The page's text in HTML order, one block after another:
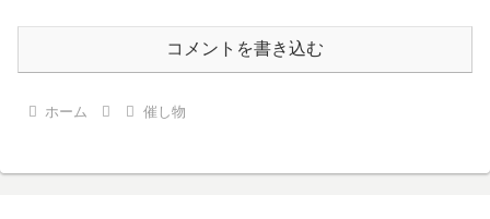
コメントを書き込む
ホーム 催し物